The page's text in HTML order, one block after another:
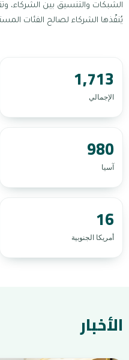
الشبكات والتنسيق بين الشركاء،
يُنفّذها الشركاء لصالح الفئات
1,713
الإجمالي
980
آسيا
16
أمريكا الجنوبية
الأخبار